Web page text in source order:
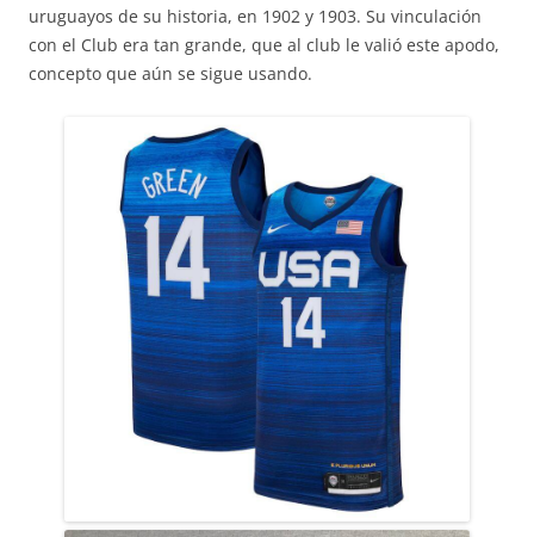
uruguayos de su historia, en 1902 y 1903. Su vinculación
con el Club era tan grande, que al club le valió este apodo,
concepto que aún se sigue usando.